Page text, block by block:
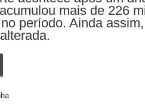
mais de 226
período. Ainda